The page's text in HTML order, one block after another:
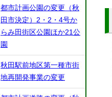
都市計画公園の変更（秋
田市決定）2・2・4号か
らみ田街区公園ほか21公
園
秋田駅前地区第一種市街
地再開発事業の変更